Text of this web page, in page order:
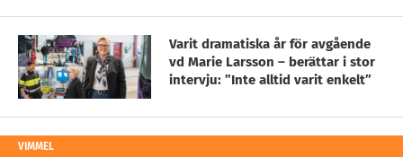
Varit dramatiska år för avgående
vd Marie Larsson – berättar i stor
intervju: ”Inte alltid varit enkelt”
VIMMEL